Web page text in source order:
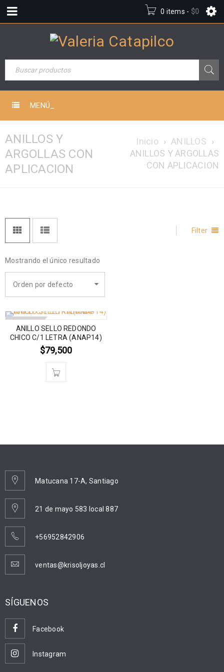
0 items - $0
MENÚ_
ANILLOS Y
ARGOLLAS CON
APLICACION
Inicio › ANILLOS ›
ANILLOS Y ARGOLLAS
CON APLICACION
Filter
Mostrando el único resultado
Orden por defecto
ANILLO SELLO REDONDO
CHICO C/1 LETRA (ANAP14)
$79,500
Matucana 17-A, Santiago
21 de mayo 583 local 887
+56952842906
ventas@krisoljoyas.cl
SÍGUENOS
Facebook
Instagram